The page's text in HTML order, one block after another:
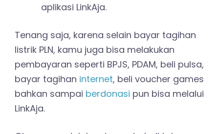
aplikasi LinkAja.
Tenang saja, karena selain bayar tagihan
listrik PLN, kamu juga bisa melakukan
pembayaran seperti BPJS, PDAM, beli pulsa,
bayar tagihan internet, beli voucher games
bahkan sampai berdonasi pun bisa melalui
LinkAja.